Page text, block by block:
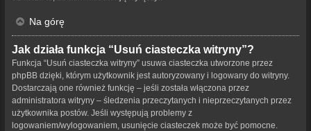
Na górę
Jak działa funkcja “Usuń ciasteczka witryny”?
Funkcja “Usuń ciasteczka witryny” usuwa ciasteczka utworzone przez
phpBB dzięki, którym użytkownik jest autoryzowany i logowany do witryny.
Dostarczają one również funkcję – jeśli została włączona przez
administratora witryny – śledzenia przeczytanych i nieprzeczytanych przez
użytkownika postów. Jeśli występują problemy z
logowaniem/wylogowaniem, usunięcie ciasteczek może być pomocne.